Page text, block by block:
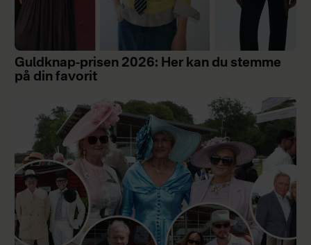
Guldknap-prisen 2026: Her kan du stemme
på din favorit